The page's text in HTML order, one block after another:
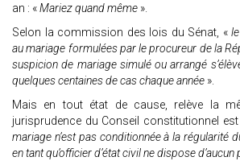
an : «Mariez quand même ».
Selon la commission des lois du Sénat, «
au mariage formulées par le procureur de la
suspicion de mariage simulé ou arrangé
quelques centaines de cas chaque année ».
Mais en tout état de cause, relève la
jurisprudence du Conseil constitutionnel
mariage n’est pas conditionnée à la régularité
en tant qu’officier d’état civil ne dispose